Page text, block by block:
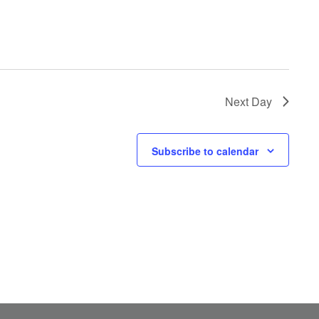
Next Day
Subscribe to calendar